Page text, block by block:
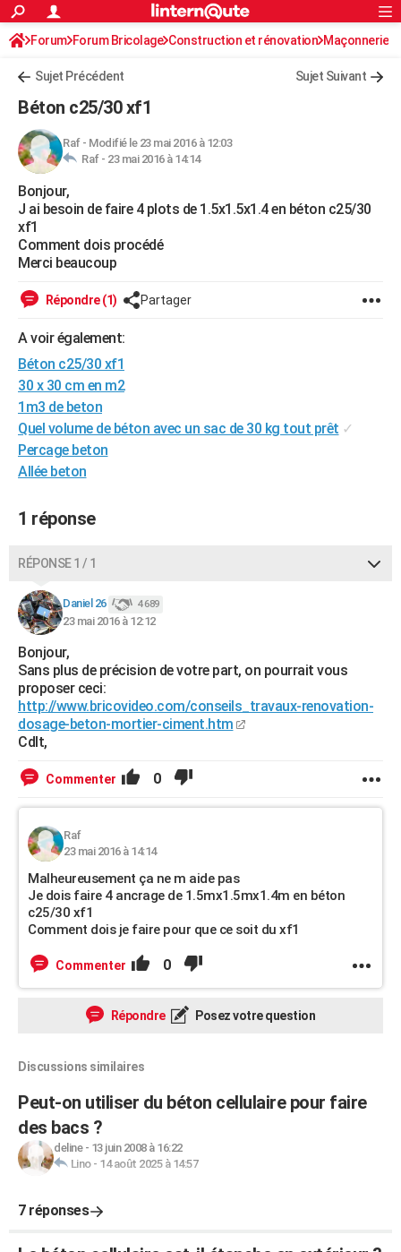
ACTUALITÉS
Politique
Société
Faits Divers
Education
Monde
Villes
+
FINANCE
Retraite
Impôts
Epargne
Immobilier
Risques naturels par ville
Banque
Assurance
Crédit
AUTO
Essais
Réserver un essai
Citadines
Berlines
SUV
Forum auto
+HIGH-TECH
Mobiles
Meilleur smartphone
Internet
Ordinateurs
Jeux vidéo
Guide high-tech
+BRICOLAGE
Forum
Aménagement intérieur
Extérieur
Cuisine
Salle de bains
Jardinage
Rangement
Guides de France
Escapades
Patrimoine
Expositions
Musées
Week-end nature
Art de vivre
Bien-être
Loisirs
Mode
Modes de vie
Alimentation
Guide de la santé
Maladies
Médicaments
Sommeil
VOYAGE
PHOTO
GUIDES D'ACHAT
CARTE DE VOEUX
Carte de Noël
Carte Bonne année
Carte Saint-Valentin
Carte Pâques
Carte d'anniversaire
DICTIONNAIRE
Dictionnaire
Biographies
Citations
Expressions
Proverbes
PROGRAMME TV
S'inscrire
Se connecter
Lycées
Collèges
Primaires
Universités
Entreprises
Service militaire
Avis de recherche
AVIS DE DÉCÈS
FORUM
Bricolage
Lifestyle
Culture
Sport
Auto
Television
Voyage
Cinema
Rechercher
S'inscrire
Connexion
Forum Forum Bricolage Construction et rénovation Maçonnerie
Sujet Précédent Sujet Suivant
Béton c25/30 xf1
Raf- Modifié le 23 mai 2016 à 12:03
Raf - 23 mai 2016 à 14:14
Bonjour,
J ai besoin de faire 4 plots de 1.5x1.5x1.4 en béton c25/30
xf1
Comment dois procédé
Merci beaucoup
Répondre (1) Partager
A voir également:
Béton c25/30 xf1
30 x 30 cm en m2
1m3 de beton
Quel volume de béton avec un sac de 30 kg tout prêt ✓
Percage beton
Allée beton
1 réponse
RÉPONSE 1 / 1
Daniel 26 4 689
23 mai 2016 à 12:12
Bonjour,
Sans plus de précision de votre part, on pourrait vous
proposer ceci:
http://www.bricovideo.com/conseils_travaux-renovation-
dosage-beton-mortier-ciment.htm
Cdlt,
Commenter 0
Raf
23 mai 2016 à 14:14
Malheureusement ça ne m aide pas
Je dois faire 4 ancrage de 1.5mx1.5mx1.4m en béton
c25/30 xf1
Comment dois je faire pour que ce soit du xf1
Commenter 0
Répondre Posez votre question
Discussions similaires
Peut-on utiliser du béton cellulaire pour faire
des bacs ?
deline- 13 juin 2008 à 16:22
Lino- 14 août 2025 à 14:57
7 réponses